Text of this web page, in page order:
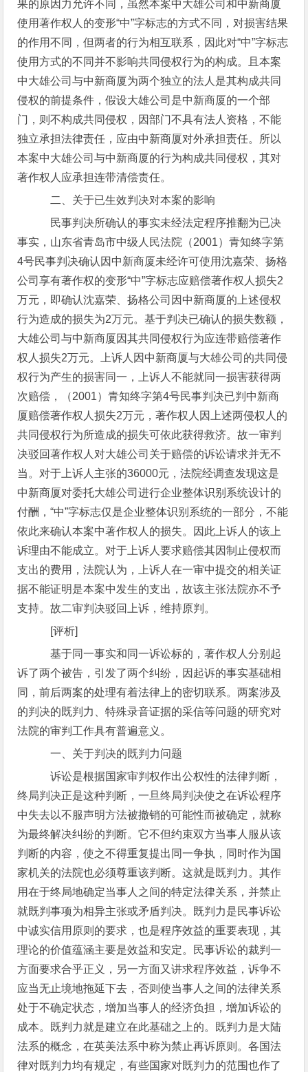
果的原因力允许不同，虽然本案中大雄公司和中新商厦
使用著作权人的变形“中”字标志的方式不同，对损害结果
的作用不同，但两者的行为相互联系，因此对“中”字标志
使用方式的不同并不影响共同侵权行为的构成。且本案
中大雄公司与中新商厦为两个独立的法人是其构成共同
侵权的前提条件，假设大雄公司是中新商厦的一个部
门，则不构成共同侵权，因部门不具有法人资格，不能
独立承担法律责任，应由中新商厦对外承担责任。所以
本案中大雄公司与中新商厦的行为构成共同侵权，其对
著作权人应承担连带清偿责任。
二、关于已生效判决对本案的影响
民事判决所确认的事实未经法定程序推翻为已决
事实，山东省青岛市中级人民法院（2001）青知终字第
4号民事判决确认因中新商厦未经许可使用沈嘉荣、扬格
公司享有著作权的变形“中”字标志应赔偿著作权人损失2
万元，即确认沈嘉荣、扬格公司因中新商厦的上述侵权
行为造成的损失为2万元。基于判决已确认的损失数额，
大雄公司与中新商厦因其共同侵权行为应连带赔偿著作
权人损失2万元。上诉人因中新商厦与大雄公司的共同侵
权行为产生的损害同一，上诉人不能就同一损害获得两
次赔偿，（2001）青知终字第4号民事判决已判中新商
厦赔偿著作权人损失2万元，著作权人因上述两侵权人的
共同侵权行为所造成的损失可依此获得救济。故一审判
决驳回著作权人对大雄公司关于赔偿的诉讼请求并无不
当。对于上诉人主张的36000元，法院经调查发现这是
中新商厦对委托大雄公司进行企业整体识别系统设计的
付酬，“中”字标志仅是企业整体识别系统的一部分，不能
依此来确认本案中著作权人的损失。因此上诉人的该上
诉理由不能成立。对于上诉人要求赔偿其因制止侵权而
支出的费用，法院认为，上诉人在一审中提交的相关证
据不能证明是本案中发生的支出，故该主张法院亦不予
支持。故二审判决驳回上诉，维持原判。
[评析]
基于同一事实和同一诉讼标的，著作权人分别起
诉了两个被告，引发了两个纠纷，因起诉的事实基础相
同，前后两案的处理有着法律上的密切联系。两案涉及
的判决的既判力、特殊录音证据的采信等问题的研究对
法院的审判工作具有普遍意义。
一、关于判决的既判力问题
诉讼是根据国家审判权作出公权性的法律判断，
终局判决正是这种判断，一旦终局判决使之在诉讼程序
中失去以不服声明方法被撤销的可能性而被确定，就称
为最终解决纠纷的判断。它不但约束双方当事人服从该
判断的内容，使之不得重复提出同一争执，同时作为国
家机关的法院也必须尊重该判断。这就是既判力。其作
用在于终局地确定当事人之间的特定法律关系，并禁止
就既判事项为相异主张或矛盾判决。既判力是民事诉讼
中诚实信用原则的要求，也是程序效益的重要表现，其
理论的价值蕴涵主要是效益和安定。民事诉讼的裁判一
方面要求合乎正义，另一方面又讲求程序效益，诉争不
应当无止境地拖延下去，否则使当事人之间的法律关系
处于不确定状态，增加当事人的经济负担，增加诉讼的
成本。既判力就是建立在此基础之上的。既判力是大陆
法系的概念，在英美法系中称为禁止再诉原则。各国法
律对既判力均有规定，有些国家对既判力的范围也作了